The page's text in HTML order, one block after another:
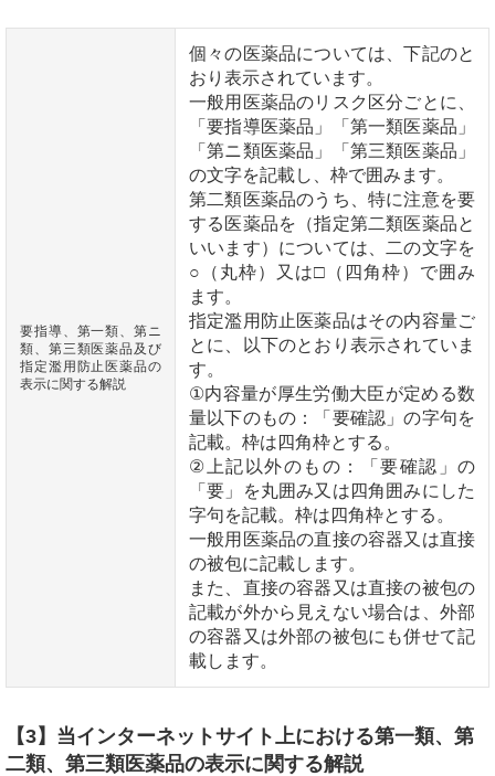
要指導、第一類、第ニ
類、第三類医薬品及び
指定濫用防止医薬品の
表示に関する解説
個々の医薬品については、下記のと
おり表示されています。
一般用医薬品のリスク区分ごとに、
「要指導医薬品」「第一類医薬品」
「第ニ類医薬品」「第三類医薬品」
の文字を記載し、枠で囲みます。
第二類医薬品のうち、特に注意を要
する医薬品を（指定第二類医薬品と
いいます）については、二の文字を
○（丸枠）又は□（四角枠）で囲み
ます。
指定濫用防止医薬品はその内容量ご
とに、以下のとおり表示されていま
す。
①内容量が厚生労働大臣が定める数
量以下のもの：「要確認」の字句を
記載。枠は四角枠とする。
②上記以外のもの：「要確認」の
「要」を丸囲み又は四角囲みにした
字句を記載。枠は四角枠とする。
一般用医薬品の直接の容器又は直接
の被包に記載します。
また、直接の容器又は直接の被包の
記載が外から見えない場合は、外部
の容器又は外部の被包にも併せて記
載します。
【3】当インターネットサイト上における第一類、第
二類、第三類医薬品の表示に関する解説